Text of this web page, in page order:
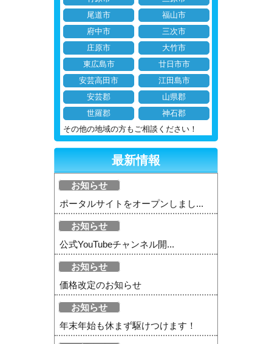
尾道市
福山市
府中市
三次市
庄原市
大竹市
東広島市
廿日市市
安芸高田市
江田島市
安芸郡
山県郡
世羅郡
神石郡
その他の地域の方もご相談ください！
最新情報
お知らせ
ポータルサイトをオープンしまし...
お知らせ
公式YouTubeチャンネル開...
お知らせ
価格改定のお知らせ
お知らせ
年末年始も休まず駆けつけます！